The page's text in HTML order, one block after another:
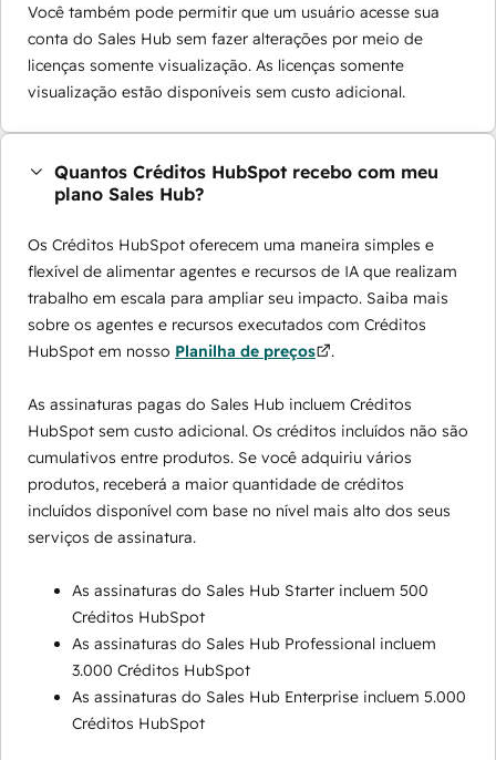
Você também pode permitir que um usuário acesse sua
conta do Sales Hub sem fazer alterações por meio de
licenças somente visualização. As licenças somente
visualização estão disponíveis sem custo adicional.
Quantos Créditos HubSpot recebo com meu
plano Sales Hub?
Os Créditos HubSpot oferecem uma maneira simples e
flexível de alimentar agentes e recursos de IA que realizam
trabalho em escala para ampliar seu impacto. Saiba mais
sobre os agentes e recursos executados com Créditos
HubSpot em nosso Planilha de preços .
As assinaturas pagas do Sales Hub incluem Créditos
HubSpot sem custo adicional. Os créditos incluídos não são
cumulativos entre produtos. Se você adquiriu vários
produtos, receberá a maior quantidade de créditos
incluídos disponível com base no nível mais alto dos seus
serviços de assinatura.
As assinaturas do Sales Hub Starter incluem 500
Créditos HubSpot
As assinaturas do Sales Hub Professional incluem
3.000 Créditos HubSpot
As assinaturas do Sales Hub Enterprise incluem 5.000
Créditos HubSpot